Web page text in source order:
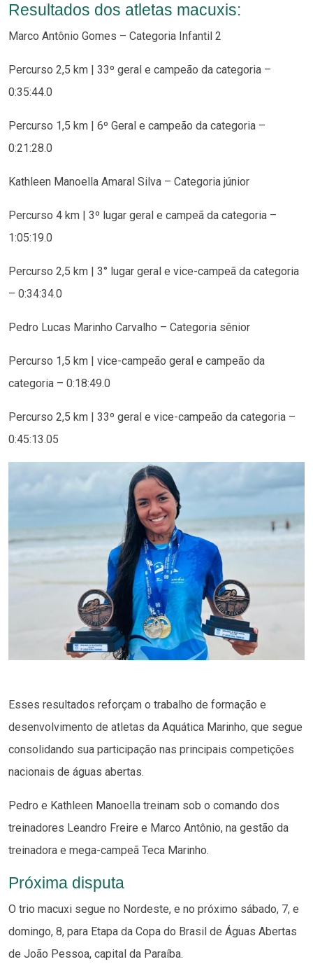
Resultados dos atletas macuxis:
Marco Antônio Gomes – Categoria Infantil 2
Percurso 2,5 km | 33º geral e campeão da categoria –
0:35:44.0
Percurso 1,5 km | 6º Geral e campeão da categoria –
0:21:28.0
Kathleen Manoella Amaral Silva – Categoria júnior
Percurso 4 km | 3º lugar geral e campeã da categoria –
1:05:19.0
Percurso 2,5 km | 3° lugar geral e vice-campeã da categoria
– 0:34:34.0
Pedro Lucas Marinho Carvalho – Categoria sênior
Percurso 1,5 km | vice-campeão geral e campeão da
categoria – 0:18:49.0
Percurso 2,5 km | 33º geral e vice-campeão da categoria –
0:45:13.05
Esses resultados reforçam o trabalho de formação e
desenvolvimento de atletas da Aquática Marinho, que segue
consolidando sua participação nas principais competições
nacionais de águas abertas.
Pedro e Kathleen Manoella treinam sob o comando dos
treinadores Leandro Freire e Marco Antônio, na gestão da
treinadora e mega-campeã Teca Marinho.
Próxima disputa
O trio macuxi segue no Nordeste, e no próximo sábado, 7, e
domingo, 8, para Etapa da Copa do Brasil de Águas Abertas
de João Pessoa, capital da Paraíba.